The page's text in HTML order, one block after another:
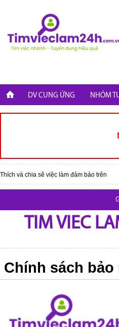
DV CUNG ỨNG NHÓM
Thích và chia sẽ việc làm đảm bảo trên
TIM VIEC
Chính sách bảo